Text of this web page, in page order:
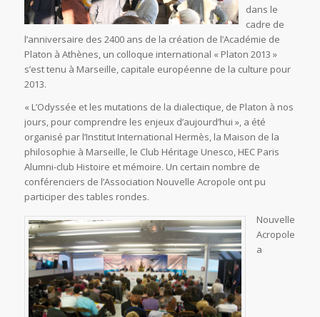
dans le
cadre de
l’anniversaire des 2400 ans de la création de l’Académie de
Platon à Athènes, un colloque international « Platon 2013 »
s’est tenu à Marseille, capitale européenne de la culture pour
2013.
« L’Odyssée et les mutations de la dialectique, de Platon à nos
jours, pour comprendre les enjeux d’aujourd’hui », a été
organisé par l’Institut International Hermès, la Maison de la
philosophie à Marseille, le Club Héritage Unesco, HEC Paris
Alumni-club Histoire et mémoire. Un certain nombre de
conférenciers de l’Association Nouvelle Acropole ont pu
participer des tables rondes.
Nouvelle
Acropole
a